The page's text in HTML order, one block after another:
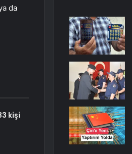
da
kişi